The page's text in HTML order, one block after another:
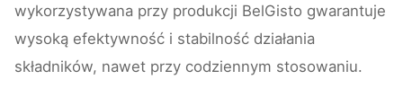
wykorzystywana przy produkcji BelGisto gwarantuje
wysoką efektywność i stabilność działania
składników, nawet przy codziennym stosowaniu.